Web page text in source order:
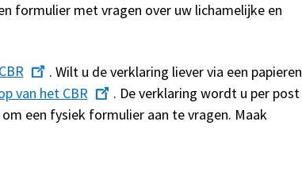
formulier met vragen over uw lichamelijke en
. Wilt u de verklaring liever via een papieren
van het CBR
. De verklaring wordt u per post
een fysiek formulier aan te vragen. Maak